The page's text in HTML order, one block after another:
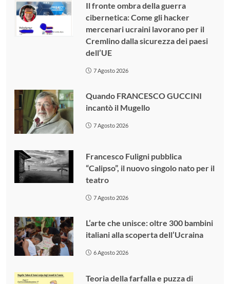
Il fronte ombra della guerra
cibernetica: Come gli hacker
mercenari ucraini lavorano per il
Cremlino dalla sicurezza dei paesi
dell’UE
7 Agosto 2026
Quando FRANCESCO GUCCINI
incantò il Mugello
7 Agosto 2026
Francesco Fuligni pubblica
“Calipso”, il nuovo singolo nato per il
teatro
7 Agosto 2026
L’arte che unisce: oltre 300 bambini
italiani alla scoperta dell’Ucraina
6 Agosto 2026
Teoria della farfalla e puzza di